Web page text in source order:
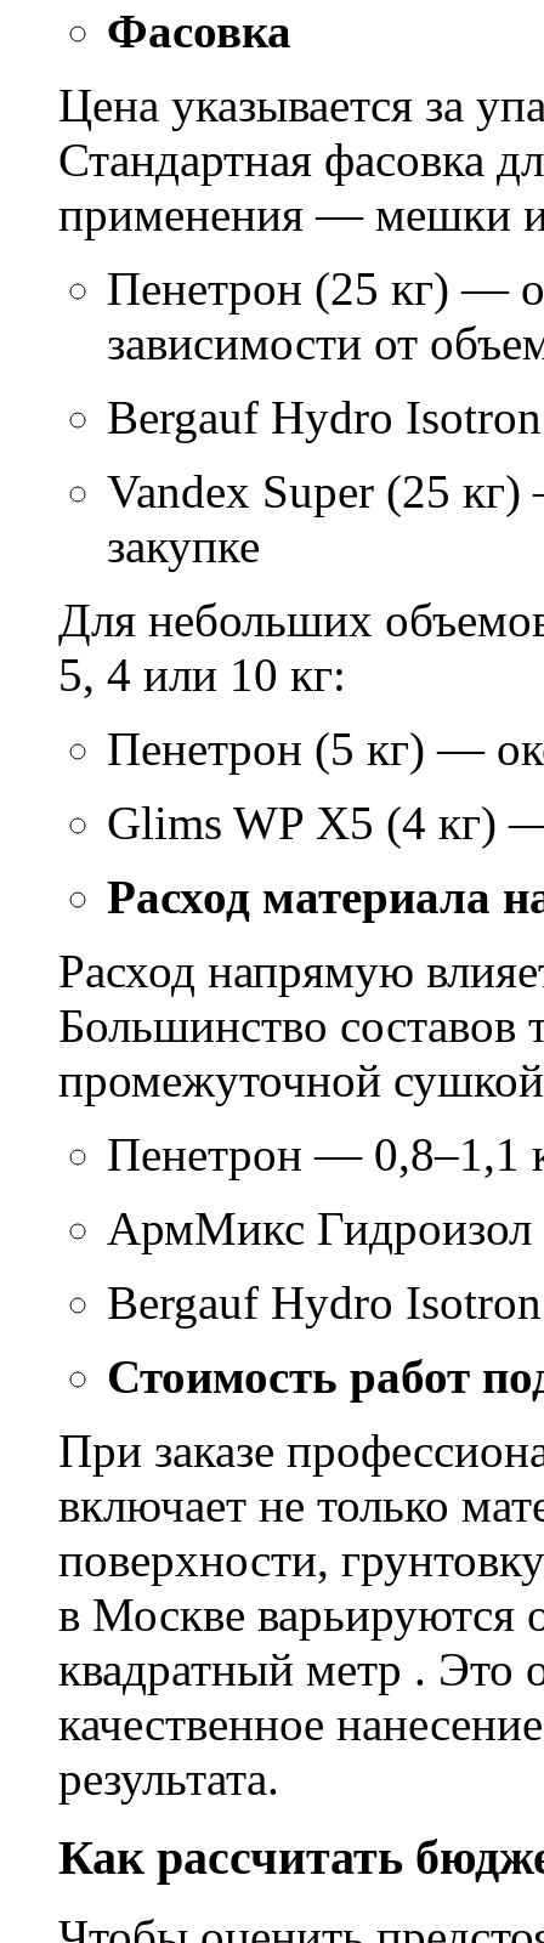
Фасовка
Цена указывается за
Стандартная фасовка
применения — мешки
Пенетрон (25 кг) —
зависимости от
Bergauf Hydro
Vandex Super (25
закупке
Для небольших
5, 4 или 10 кг:
Пенетрон (5 кг) —
Glims WP X5 (4 кг)
Расход материала
Расход напрямую
Большинство составов
промежуточной
Пенетрон — 0,8–1,1
АрмМикс
Bergauf Hydro
Стоимость работ
При заказе
включает не только
поверхности,
в Москве варьируются
квадратный метр . Это
качественное
результата.
Как рассчитать